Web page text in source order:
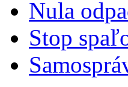
Nula
Stop